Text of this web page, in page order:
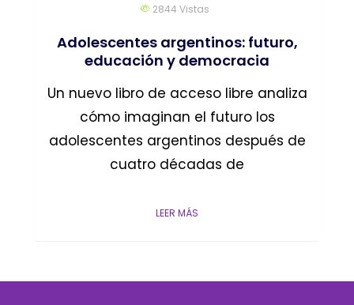
2844 Vistas
Adolescentes argentinos: futuro,
educación y democracia
Un nuevo libro de acceso libre analiza
cómo imaginan el futuro los
adolescentes argentinos después de
cuatro décadas de
LEER MÁS